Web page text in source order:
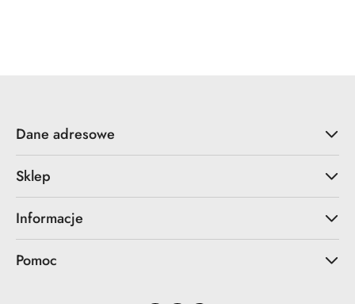
Dane adresowe
Sklep
Informacje
Pomoc